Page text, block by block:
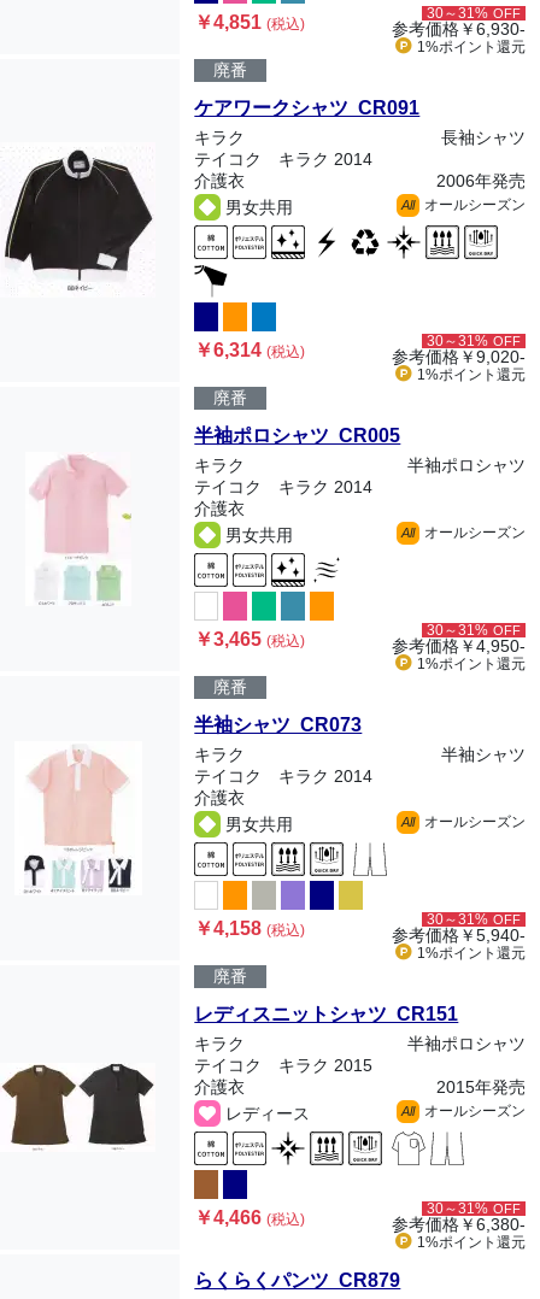
￥4,851(税込)
30～31% OFF
参考価格￥6,930-
1%ポイント 還元
廃番
ケアワークシャツ CR091
キラク
長袖シャツ
テイコク キラク 2014
介護衣
2006年発売
男女共用
All オールシーズン
￥6,314(税込)
30～31% OFF
参考価格￥9,020-
1%ポイント 還元
廃番
半袖ポロシャツ CR005
キラク
半袖ポロシャツ
テイコク キラク 2014
介護衣
男女共用
All オールシーズン
￥3,465(税込)
30～31% OFF
参考価格￥4,950-
1%ポイント 還元
廃番
半袖シャツ CR073
キラク
半袖シャツ
テイコク キラク 2014
介護衣
男女共用
All オールシーズン
￥4,158(税込)
30～31% OFF
参考価格￥5,940-
1%ポイント 還元
廃番
レディスニットシャツ CR151
キラク
半袖ポロシャツ
テイコク キラク 2015
介護衣
2015年発売
レディース
All オールシーズン
￥4,466(税込)
30～31% OFF
参考価格￥6,380-
1%ポイント 還元
らくらくパンツ CR879